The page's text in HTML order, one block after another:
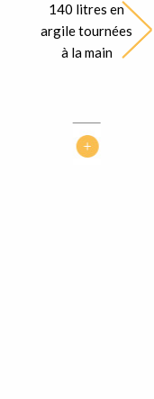
140 litres en
argile tournées
à la main